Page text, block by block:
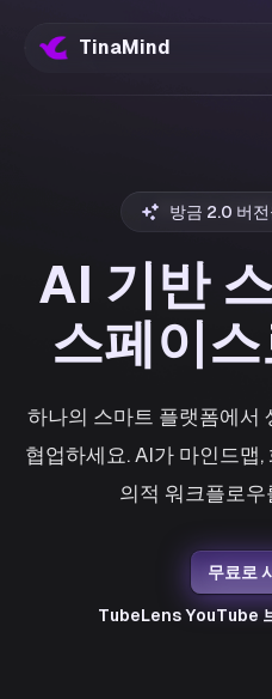
TinaMind
방금 2.0 버
AI 기반
스페이
하나의 스마트 플랫폼에서
협업하세요. AI가 마인드맵
의적 워크플로
무료로
TubeLens YouTube